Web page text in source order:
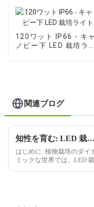
120ワット IP66 - キャ
ノピー下 LED 栽培ライ
関連ブログ
知性を育む: LED 栽培ライトで未来を照らす
はじめに: 植物栽培のダイ
ミックな世界では、LED